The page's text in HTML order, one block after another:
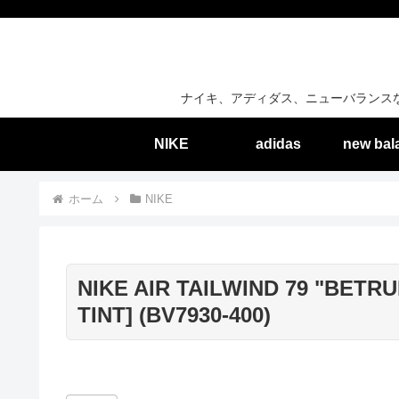
ナイキ、アディダス、ニューバラン
NIKE adidas new
ホーム NIKE
NIKE AIR TAILWIND 79
TINT] (BV7930-400)